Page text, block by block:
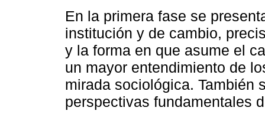
En la primera fase se
institución y de cambio,
y la forma en que asume el
un mayor entendimiento de
mirada sociológica. También
perspectivas fundamentales